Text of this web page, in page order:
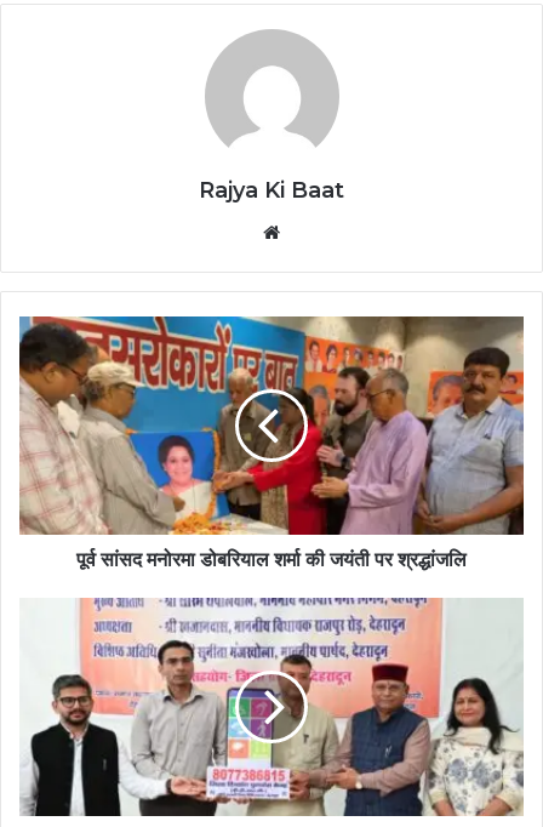
Rajya Ki Baat
पूर्व सांसद मनोरमा डोबरियाल शर्मा की जयंती पर श्रद्धांजलि